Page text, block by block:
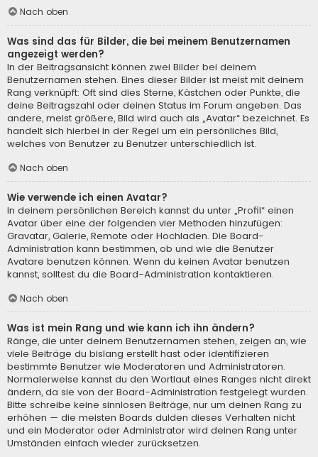
Nach oben
Was sind das für Bilder, die bei meinem Benutzernamen
angezeigt werden?
In der Beitragsansicht können zwei Bilder bei deinem
Benutzernamen stehen. Eines dieser Bilder ist meist mit deinem
Rang verknüpft: Oft sind dies Sterne, Kästchen oder Punkte, die
deine Beitragszahl oder deinen Status im Forum angeben. Das
andere, meist größere, Bild wird auch als „Avatar“ bezeichnet. Es
handelt sich hierbei in der Regel um ein persönliches Bild,
welches von Benutzer zu Benutzer unterschiedlich ist.
Nach oben
Wie verwende ich einen Avatar?
In deinem persönlichen Bereich kannst du unter „Profil“ einen
Avatar über eine der folgenden vier Methoden hinzufügen:
Gravatar, Galerie, Remote oder Hochladen. Die Board-
Administration kann bestimmen, ob und wie die Benutzer
Avatare benutzen können. Wenn du keinen Avatar benutzen
kannst, solltest du die Board-Administration kontaktieren.
Nach oben
Was ist mein Rang und wie kann ich ihn ändern?
Ränge, die unter deinem Benutzernamen stehen, zeigen an, wie
viele Beiträge du bislang erstellt hast oder identifizieren
bestimmte Benutzer wie Moderatoren und Administratoren.
Normalerweise kannst du den Wortlaut eines Ranges nicht direkt
ändern, da sie von der Board-Administration festgelegt wurden.
Bitte schreibe keine sinnlosen Beiträge, nur um deinen Rang zu
erhöhen — die meisten Boards dulden dieses Verhalten nicht
und ein Moderator oder Administrator wird deinen Rang unter
Umständen einfach wieder zurücksetzen.